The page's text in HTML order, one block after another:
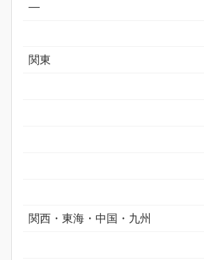
―
関東
関西・東海・中国・九州